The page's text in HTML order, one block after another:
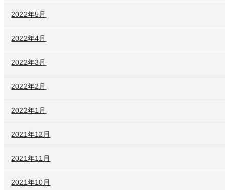
2022年5月
2022年4月
2022年3月
2022年2月
2022年1月
2021年12月
2021年11月
2021年10月